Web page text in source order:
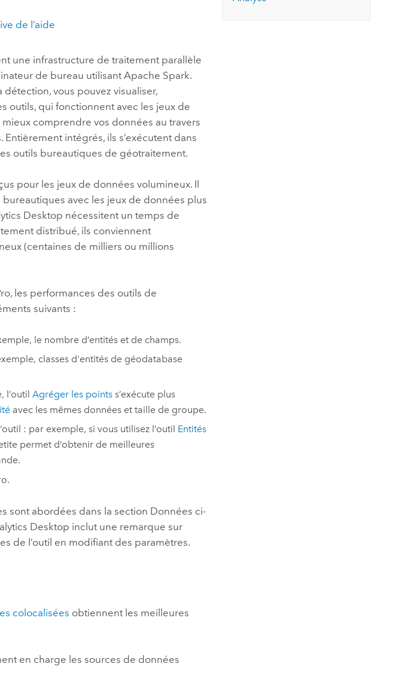
essai gratuit.
géospatial
Tous les récits
de l’aide
une infrastructure de traitement parallèle
de bureau utilisantApache Spark.
détection, vous pouvez visualiser,
outils, qui fonctionnent avec les jeux de
comprendre vos données au travers
intégrés, ils s’exécutent dans
outils bureautiques de géotraitement.
pour les jeux de données volumineux. Il
avec les jeux de données plus
Desktop nécessitent un temps de
distribué, ils conviennent
(centaines de milliers ou millions
, les performances des outils de
suivants :
le nombre d’entités et de champs.
classes d'entités de géodatabase
l’outil Agréger les pointss’exécute plus
avec les mêmes données et taille de groupe.
: par exemple, si vous utilisez l’outil Entités
permet d’obtenir de meilleures
.
sont abordées dans la section Données ci-
Desktop inclut une remarque sur
de l’outil en modifiant des paramètres.
colocalisées obtiennent les meilleures
en charge les sources de données